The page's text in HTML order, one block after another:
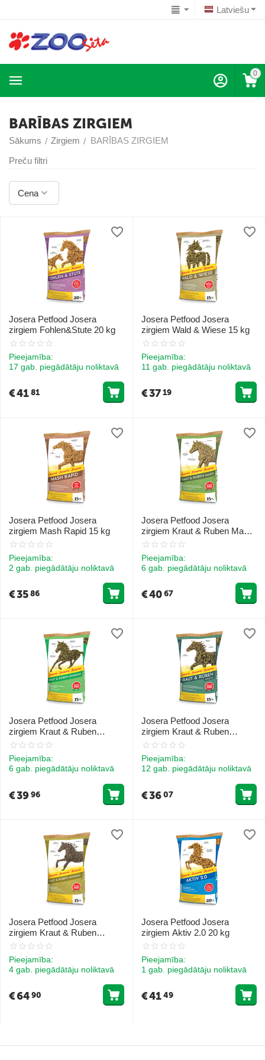
Latviešu
0
BARĪBAS ZIRGIEM
Sākums / Zirgiem / BARĪBAS ZIRGIEM
Preču filtri
Cena
Josera Petfood Josera
zirgiem Fohlen&Stute 20 kg
Pieejamība:
17 gab. piegādātāju noliktavā
€4181
Josera Petfood Josera
zirgiem Wald & Wiese 15 kg
Pieejamība:
11 gab. piegādātāju noliktavā
€3719
Josera Petfood Josera
zirgiem Mash Rapid 15 kg
Pieejamība:
2 gab. piegādātāju noliktavā
€3586
Josera Petfood Josera
zirgiem Kraut & Ruben Mash
15 kg
Pieejamība:
6 gab. piegādātāju noliktavā
€4067
Josera Petfood Josera
zirgiem Kraut & Ruben
Energie 15 kg
Pieejamība:
6 gab. piegādātāju noliktavā
€3996
Josera Petfood Josera
zirgiem Kraut & Ruben
Struktur 15 kg
Pieejamība:
12 gab. piegādātāju noliktavā
€3607
Josera Petfood Josera
zirgiem Kraut & Ruben
Mineral 15 kg
Pieejamība:
4 gab. piegādātāju noliktavā
€6490
Josera Petfood Josera
zirgiem Aktiv 2.0 20 kg
Pieejamība:
1 gab. piegādātāju noliktavā
€4149